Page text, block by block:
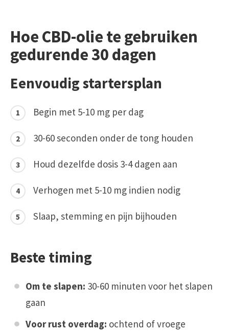
Hoe CBD-olie te gebruiken
gedurende 30 dagen
Eenvoudig startersplan
Begin met 5-10 mg per dag
30-60 seconden onder de tong houden
Houd dezelfde dosis 3-4 dagen aan
Verhogen met 5-10 mg indien nodig
Slaap, stemming en pijn bijhouden
Beste timing
Om te slapen: 30-60 minuten voor het slapen
gaan
Voor rust overdag: ochtend of vroege